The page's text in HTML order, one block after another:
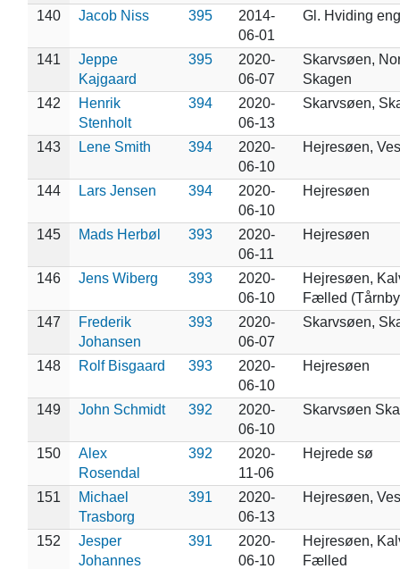
140 Jacob Niss 395
2014-
06-01
Gl. Hviding
141
Jeppe
Kajgaard
395
2020-
06-07
Skarvsøen,
Skagen
142
Henrik
Stenholt
394
2020-
06-13
Skarvsøen,
143 Lene Smith 394
2020-
06-10
Hejresøen,
144 Lars Jensen 394
2020-
06-10
Hejresøen
145 Mads Herbøl 393
2020-
06-11
Hejresøen
146 Jens Wiberg 393
2020-
06-10
Hejresøen,
Fælled
147
Frederik
Johansen
393
2020-
06-07
Skarvsøen,
148 Rolf Bisgaard 393
2020-
06-10
Hejresøen
149 John Schmidt 392
2020-
06-10
Skarvsøen
150
Alex
Rosendal
392
2020-
11-06
Hejrede sø
151
Michael
Trasborg
391
2020-
06-13
Hejresøen,
152
Jesper
Johannes
391
2020-
06-10
Hejresøen,
Fælled